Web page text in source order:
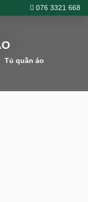
076 3321 668
Tủ quần áo